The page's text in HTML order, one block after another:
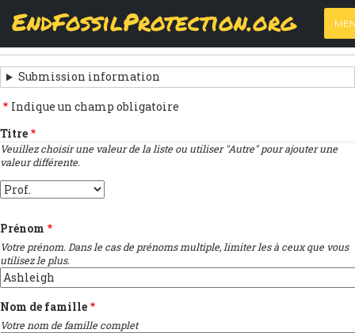
content
EndFossilProtection.org
MAIN
NAVIGATION
PRIMARY
TABS
View
(active
tab)
Results
SUBMISSION
NAVIGATION
LINKS
FOR
SIGNEZ
LA
OUVERTE
Submission information
Indique un champ obligatoire
Titre
Veuillez choisir une valeur de la liste ou utiliser "Autre" pour ajouter une
valeur différente.
Titre
Prénom
Votre prénom. Dans le cas de prénoms multiple, limiter les à ceux que vous
utilisez le plus.
Nom de famille
Votre nom de famille complet